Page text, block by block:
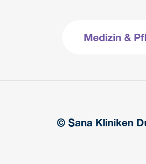
Medizin &
© Sana Kliniken